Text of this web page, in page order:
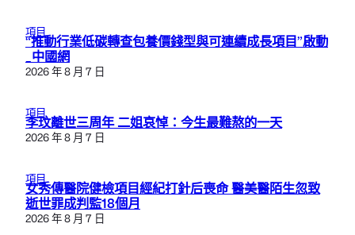
項目
“推動行業低碳轉查包養價錢型與可連續成長項目”啟動
_中國網
2026 年 8 月 7 日
項目
李玟離世三周年 二姐哀悼：今生最難熬的一天
2026 年 8 月 7 日
項目
女秀傳醫院健檢項目經紀打針后喪命 醫美醫陌生忽致
逝世罪成判監18個月
2026 年 8 月 7 日